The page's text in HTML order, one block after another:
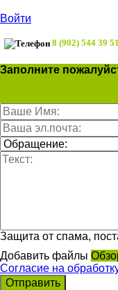
Войти
8 (902) 544 39 51
Заполните
Защита от спама,
Добавить файлы
Согласие на
Отправить